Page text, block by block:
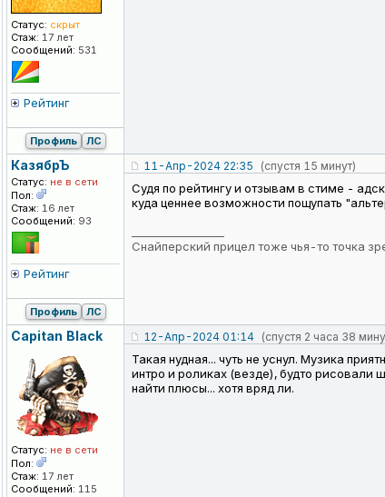
Статус: скрыт
Стаж: 17 лет
Сообщений: 531
Рейтинг
Профиль ЛС
КазябрЪ
Статус: не в сети
Пол:
Стаж: 16 лет
Сообщений: 93
Рейтинг
11-Апр-2024 22:35 (спустя 15 минут)
Судя по рейтингу и отзывам в стиме -
куда ценнее возможности пощупать
Снайперский прицел тоже чья-то точка
Профиль ЛС
Capitan Black
Статус: не в сети
Пол:
Стаж: 17 лет
Сообщений: 115
12-Апр-2024 01:14 (спустя 2 часа 38
Такая нудная... чуть не уснул. Музика
интро и роликах (везде), будто
найти плюсы... хотя вряд ли.